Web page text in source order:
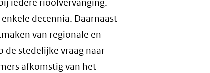
iedere rioolvervanging.
decennia. Daarnaast
van regionale en
de stedelijke vraag naar
afkomstig van het